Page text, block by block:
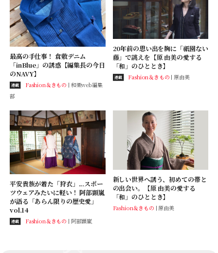
最高の手仕事！ 倉敷デニム
「inBlue」の誘惑【編集長の今日
のNAVY】
連載 Fashion＆きもの
和樂web編集
部
20年前の思い出を胸に「祇園ない
藤」で誂えを【原 由美の愛する
「和」のひととき】
連載 Fashion＆きもの 原由美
平安貴族が着た「狩衣」...スポー
ツウェアみたいに軽い！ 阿部顕嵐
が語る「あらん限りの歴史愛」
vol.14
連載 Fashion＆きもの 阿部顕嵐
新しい世界へ誘う、初めての帯と
の出会い。【原 由美の愛する
「和」のひととき】
Fashion＆きもの 原由美